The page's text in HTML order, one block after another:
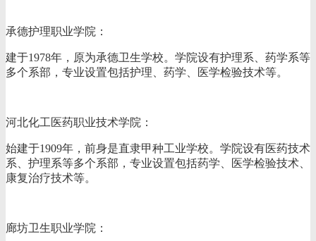
‌承德护理职业学院‌：
建于1978年，原为承德卫生学校。学院设有护理系、药学系等
多个系部，专业设置包括护理、药学、医学检验技术等。
‌河北化工医药职业技术学院‌：
始建于1909年，前身是直隶甲种工业学校。学院设有医药技术
系、护理系等多个系部，专业设置包括药学、医学检验技术、
康复治疗技术等。
‌廊坊卫生职业学院‌：